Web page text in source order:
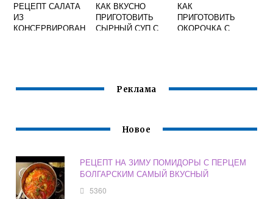
РЕЦЕПТ САЛАТА
ИЗ
КОНСЕРВИРОВАН
КАК ВКУСНО
ПРИГОТОВИТЬ
СЫРНЫЙ СУП С
КАК
ПРИГОТОВИТЬ
ОКОРОЧКА С
Реклама
Новое
РЕЦЕПТ НА ЗИМУ ПОМИДОРЫ С ПЕРЦЕМ
БОЛГАРСКИМ САМЫЙ ВКУСНЫЙ
5360